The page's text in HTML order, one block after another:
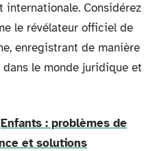
internationale. Considérez
le révélateur officiel de
enregistrant de manière
le monde juridique et
Enfants : problèmes de
et solutions